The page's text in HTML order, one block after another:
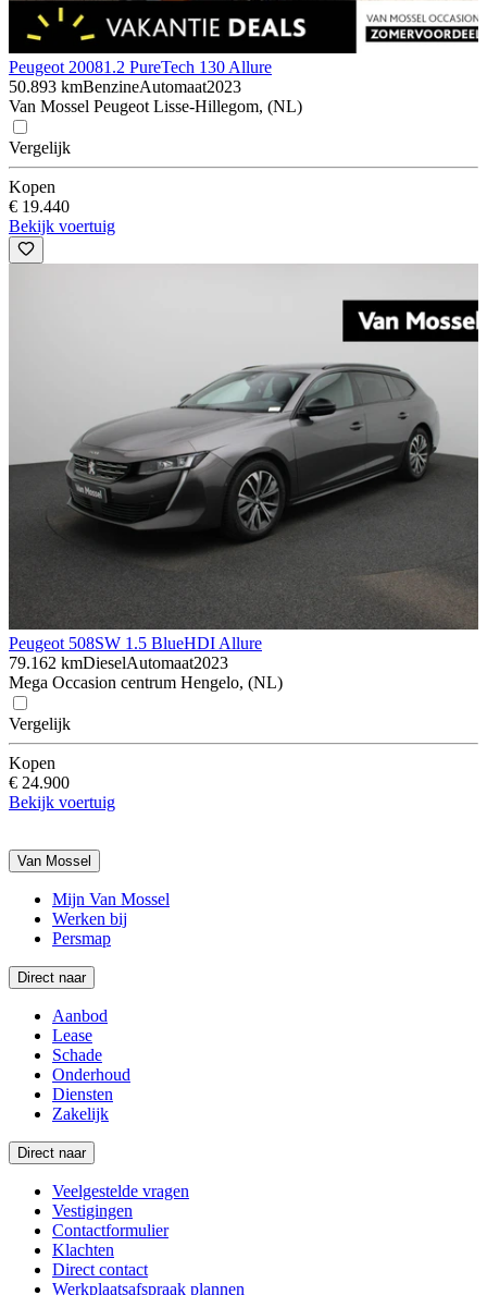
Peugeot 20081.2 PureTech 130 Allure
50.893 kmBenzineAutomaat2023
Van Mossel Peugeot Lisse-Hillegom, (NL)
Vergelijk
Kopen
€ 19.440
Bekijk voertuig
Peugeot 508SW 1.5 BlueHDI Allure
79.162 kmDieselAutomaat2023
Mega Occasion centrum Hengelo, (NL)
Vergelijk
Kopen
€ 24.900
Bekijk voertuig
Van Mossel
Mijn Van Mossel
Werken bij
Persmap
Direct naar
Aanbod
Lease
Schade
Onderhoud
Diensten
Zakelijk
Direct naar
Veelgestelde vragen
Vestigingen
Contactformulier
Klachten
Direct contact
Werkplaatsafspraak plannen